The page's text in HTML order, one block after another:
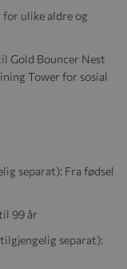
ulike aldre og
Gold Bouncer Nest
Tower for sosial
separat): Fra fødsel
99 år
separat):